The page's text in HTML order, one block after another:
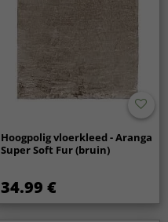
Hoogpolig vloerkleed - Aranga
Super Soft Fur (bruin)
34.99 €